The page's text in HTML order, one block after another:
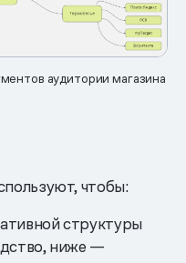
аудитории магазина
чтобы:
структуры
ниже —